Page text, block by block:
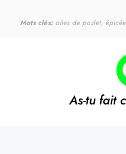
Mots clés: ailes de poulet,
As-tu fait